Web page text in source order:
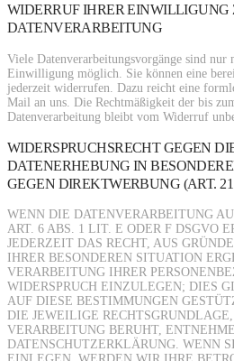
WIDERRUF IHRER EINWILLIGUNG
DATENVERARBEITUNG
Viele Datenverarbeitungsvorgänge sind nur
Einwilligung möglich. Sie können eine
jederzeit widerrufen. Dazu reicht eine
Mail an uns. Die Rechtmäßigkeit der bis
Datenverarbeitung bleibt vom Widerruf
WIDERSPRUCHSRECHT GEGEN
DATENERHEBUNG IN
GEGEN DIREKTWERBUNG (ART.
WENN DIE DATENVERARBEITUNG
ART. 6 ABS. 1 LIT. E ODER F DSGVO
JEDERZEIT DAS RECHT, AUS
IHRER BESONDEREN SITUATION
VERARBEITUNG IHRER
WIDERSPRUCH EINZULEGEN; DIES
AUF DIESE BESTIMMUNGEN
DIE JEWEILIGE
VERARBEITUNG BERUHT,
DATENSCHUTZERKLÄRUNG. WENN